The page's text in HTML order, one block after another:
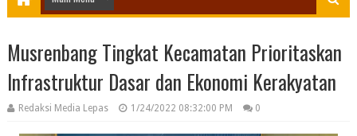
Musrenbang Tingkat Kecamatan Prioritaskan
Infrastruktur Dasar dan Ekonomi Kerakyatan
Redaksi Media Lepas 1/24/2022 08:32:00 PM 0